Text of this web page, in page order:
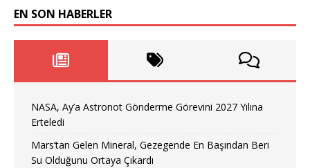
EN SON HABERLER
NASA, Ay’a Astronot Gönderme Görevini 2027 Yılına
Erteledi
Mars’tan Gelen Mineral, Gezegende En Başından Beri
Su Olduğunu Ortaya Çıkardı